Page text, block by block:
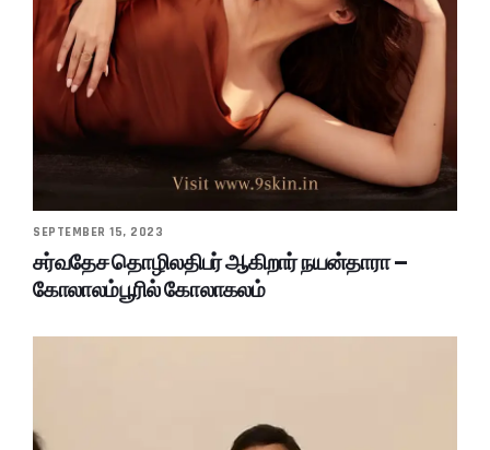
SEPTEMBER 15, 2023
சர்வதேச தொழிலதிபர் ஆகிறார் நயன்தாரா –
கோலாலம்பூரில் கோலாகலம்